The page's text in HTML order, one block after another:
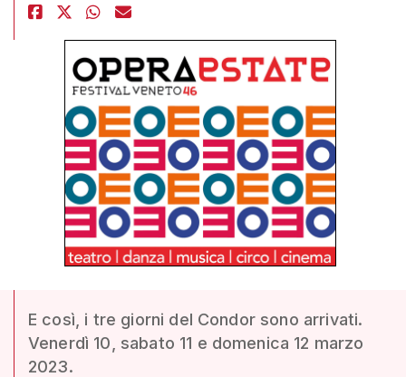
E così, i tre giorni del Condor sono arrivati.
Venerdì 10, sabato 11 e domenica 12 marzo
2023.